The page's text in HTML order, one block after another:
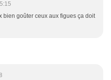
bien goûter ceux aux figues ça doit